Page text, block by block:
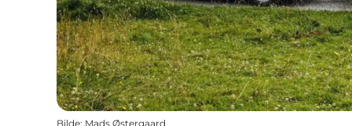
Bilde: Mads Østergaard